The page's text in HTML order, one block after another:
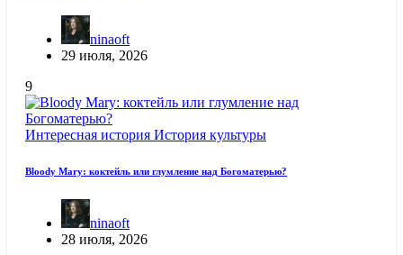
ninaoft
29 июля, 2026
9
Интересная история История культуры
Bloody Mary: коктейль или глумление над Богоматерью?
ninaoft
28 июля, 2026